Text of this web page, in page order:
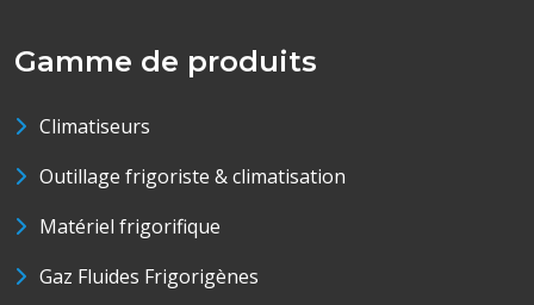
Gamme de produits
Climatiseurs
Outillage frigoriste & climatisation
Matériel frigorifique
Gaz Fluides Frigorigènes